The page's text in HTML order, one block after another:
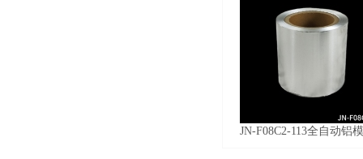
JN-F08C2-113全自动铝